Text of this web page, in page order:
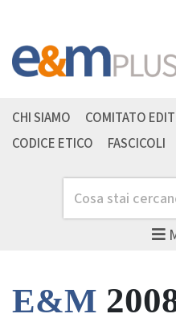
Cerca
CHI SIAMO COMITATO
CODICE ETICO
FASCICOLI
E&M